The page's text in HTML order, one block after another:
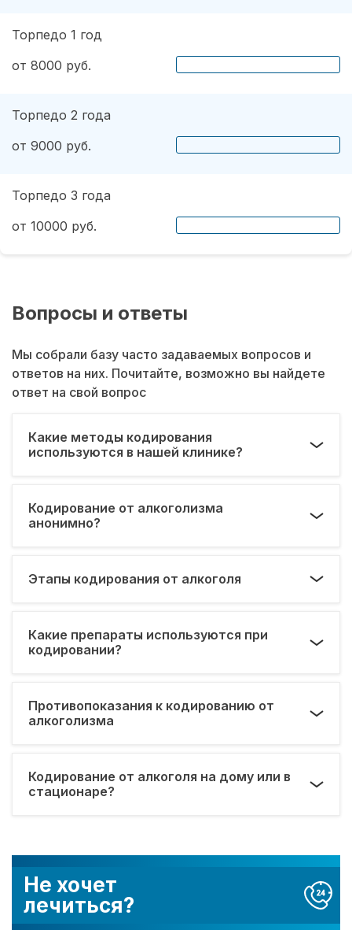
Не хочет
лечиться?
Торпедо 1 год
от 8000 руб.
Торпедо 2 года
от 9000 руб.
Торпедо 3 года
от 10000 руб.
Вопросы и ответы
Мы собрали базу часто задаваемых вопросов и
ответов на них. Почитайте, возможно вы найдете
ответ на свой вопрос
Какие методы кодирования
используются в нашей клинике?
Кодирование от алкоголизма
анонимно?
Этапы кодирования от алкоголя
Какие препараты используются при
кодировании?
Противопоказания к кодированию от
алкоголизма
Кодирование от алкоголя на дому или в
стационаре?